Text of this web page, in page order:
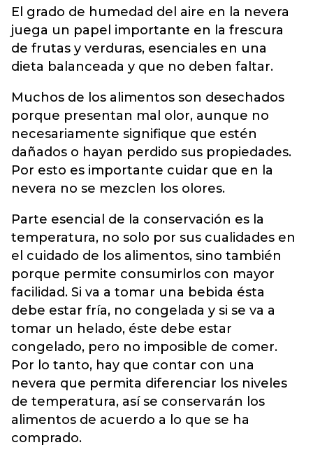
El grado de humedad del aire en la nevera
juega un papel importante en la frescura
de frutas y verduras, esenciales en una
dieta balanceada y que no deben faltar.
Muchos de los alimentos son desechados
porque presentan mal olor, aunque no
necesariamente signifique que estén
dañados o hayan perdido sus propiedades.
Por esto es importante cuidar que en la
nevera no se mezclen los olores.
Parte esencial de la conservación es la
temperatura, no solo por sus cualidades en
el cuidado de los alimentos, sino también
porque permite consumirlos con mayor
facilidad. Si va a tomar una bebida ésta
debe estar fría, no congelada y si se va a
tomar un helado, éste debe estar
congelado, pero no imposible de comer.
Por lo tanto, hay que contar con una
nevera que permita diferenciar los niveles
de temperatura, así se conservarán los
alimentos de acuerdo a lo que se ha
comprado.